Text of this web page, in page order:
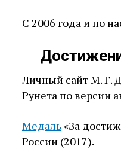
С 2006 года и по
Личный сайт М. Г.
Рунета по версии
Медаль«За
России (2017).